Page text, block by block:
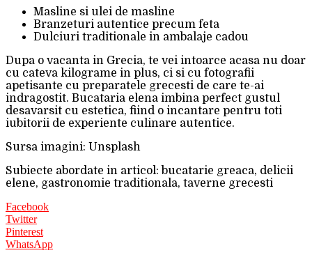
Masline si ulei de masline
Branzeturi autentice precum feta
Dulciuri traditionale in ambalaje cadou
Dupa o vacanta in Grecia, te vei intoarce acasa nu doar
cu cateva kilograme in plus, ci si cu fotografii
apetisante cu preparatele grecesti de care te-ai
indragostit. Bucataria elena imbina perfect gustul
desavarsit cu estetica, fiind o incantare pentru toti
iubitorii de experiente culinare autentice.
Sursa imagini: Unsplash
Subiecte abordate in articol: bucatarie greaca, delicii
elene, gastronomie traditionala, taverne grecesti
Facebook
Twitter
Pinterest
WhatsApp